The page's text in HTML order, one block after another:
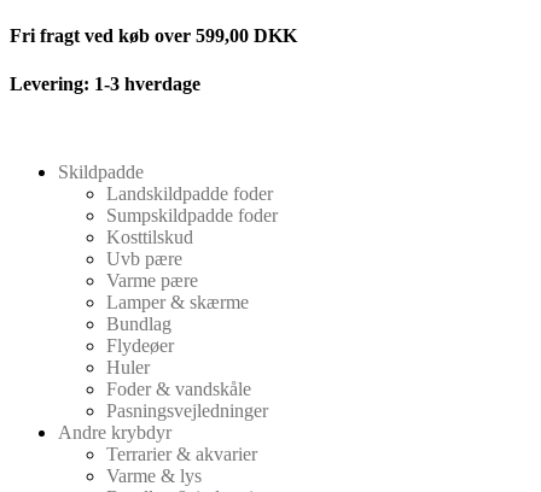
Videre
indhold
Fri fragt ved køb over 599,00 DKK
Levering: 1-3 hverdage
Skildpadde
Landskildpadde foder
Sumpskildpadde foder
Kosttilskud
Uvb pære
Varme pære
Lamper & skærme
Bundlag
Flydeøer
Huler
Foder & vandskåle
Pasningsvejledninger
Andre krybdyr
Terrarier & akvarier
Varme & lys